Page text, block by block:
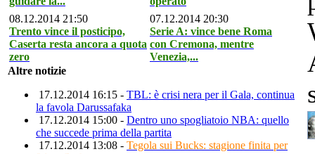
08.12.2014 21:50
Trento vince il posticipo,
Caserta resta ancora a quota
zero
07.12.2014 20:30
Serie A: vince bene Roma
con Cremona, mentre
Venezia,...
Altre notizie
17.12.2014 16:15 - TBL: è crisi nera per il Gala, continua
la favola Darussafaka
17.12.2014 15:00 - Dentro uno spogliatoio NBA: quello
che succede prima della partita
17.12.2014 13:08 - Tegola sui Bucks: stagione finita per